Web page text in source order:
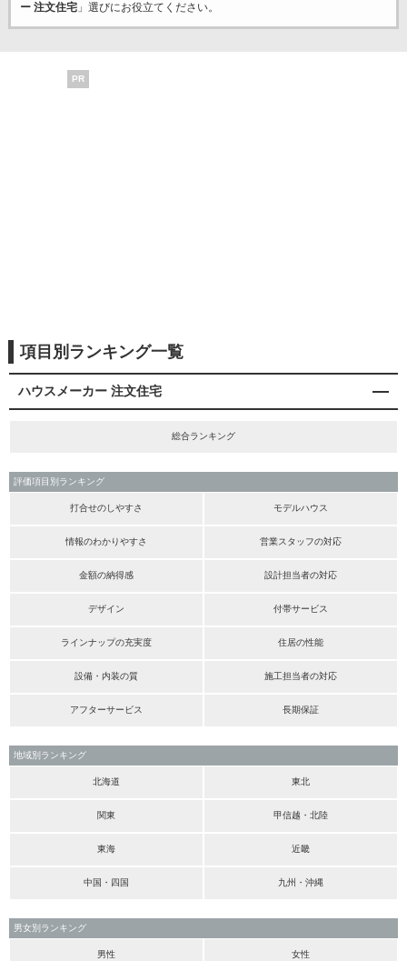
ー 注文住宅」選びにお役立てください。
PR
項目別ランキング一覧
ハウスメーカー 注文住宅
総合ランキング
評価項目別ランキング
打合せのしやすさ モデルハウス
情報のわかりやすさ 営業スタッフの対応
金額の納得感 設計担当者の対応
デザイン 付帯サービス
ラインナップの充実度 住居の性能
設備・内装の質 施工担当者の対応
アフターサービス 長期保証
地域別ランキング
北海道 東北
関東 甲信越・北陸
東海 近畿
中国・四国 九州・沖縄
男女別ランキング
男性 女性